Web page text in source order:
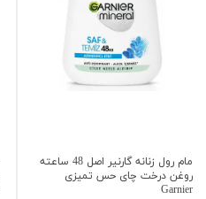
مام رول زنانه گارنیر اصل 48 ساعته
روغن درخت چای حس تمیزی
Garnier